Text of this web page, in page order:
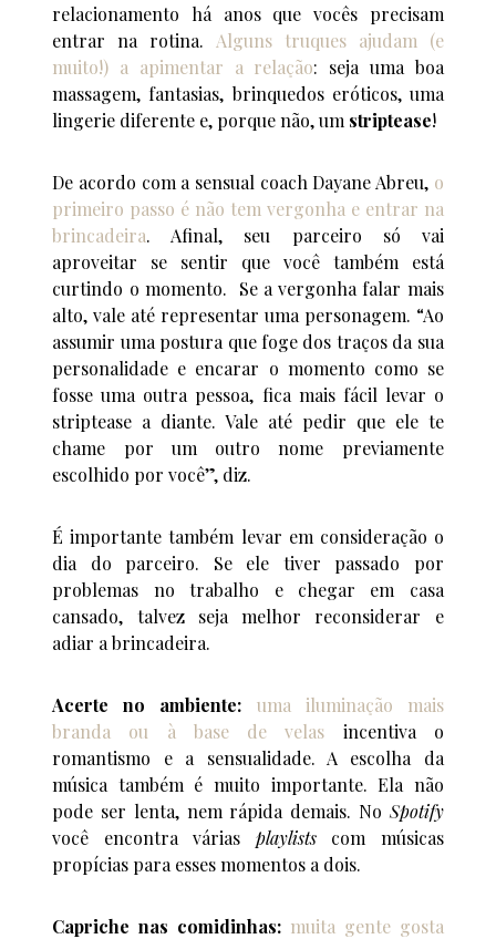
relacionamento há anos que vocês precisam
entrar na rotina. Alguns truques ajudam (e
muito!) a apimentar a relação: seja uma boa
massagem, fantasias, brinquedos eróticos, uma
lingerie diferente e, porque não, um striptease!
De acordo com a sensual coach Dayane Abreu, o
primeiro passo é não tem vergonha e entrar na
brincadeira. Afinal, seu parceiro só vai
aproveitar se sentir que você também está
curtindo o momento. Se a vergonha falar mais
alto, vale até representar uma personagem. “Ao
assumir uma postura que foge dos traços da sua
personalidade e encarar o momento como se
fosse uma outra pessoa, fica mais fácil levar o
striptease a diante. Vale até pedir que ele te
chame por um outro nome previamente
escolhido por você”, diz.
É importante também levar em consideração o
dia do parceiro. Se ele tiver passado por
problemas no trabalho e chegar em casa
cansado, talvez seja melhor reconsiderar e
adiar a brincadeira.
Acerte no ambiente:
uma iluminação mais
branda ou à base de velas incentiva o
romantismo e a sensualidade. A escolha da
música também é muito importante. Ela não
pode ser lenta, nem rápida demais. No Spotify
você encontra várias playlistscom músicas
propícias para esses momentos a dois.
Capriche nas comidinhas: muita gente gosta